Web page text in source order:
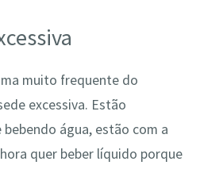
muito frequente do
excessiva. Estão
água, estão com a
quer beber líquido porque